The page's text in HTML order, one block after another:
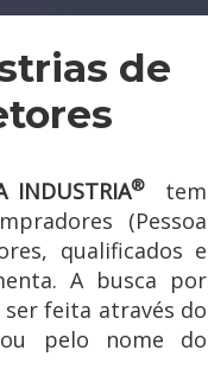
de
INDUSTRIA®tem
(Pessoa
qualificados e
A busca por
feita através do
pelo nome do